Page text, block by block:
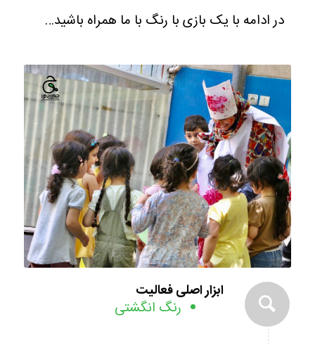
در ادامه با یک بازی با رنگ با ما همراه باشید…
ابزار اصلی فعالیت
رنگ انگشتی